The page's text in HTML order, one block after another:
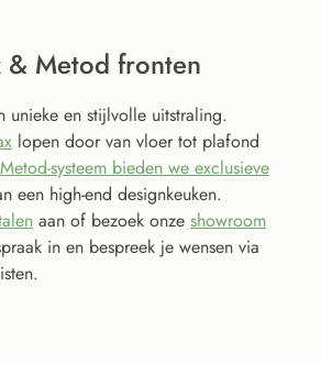
& Metod fronten​
unieke en stijlvolle uitstraling.
lopen door van vloer tot plafond
systeem bieden we exclusieve
een high-end designkeuken.
aan of bezoek onze showroom
in en bespreek je wensen via